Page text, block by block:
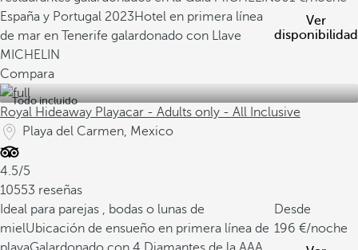
España y Portugal 2023Hotel en primera línea
de mar en Tenerife galardonado con Llave
MICHELIN
Ver
disponibilidad
Compara
Todo incluido
Royal Hideaway Playacar - Adults only - All Inclusive
Playa del Carmen, Mexico
4.5/5
10553 reseñas
Ideal para parejas , bodas o lunas de
mielUbicación de ensueño en primera línea de
Desde
196
/noche